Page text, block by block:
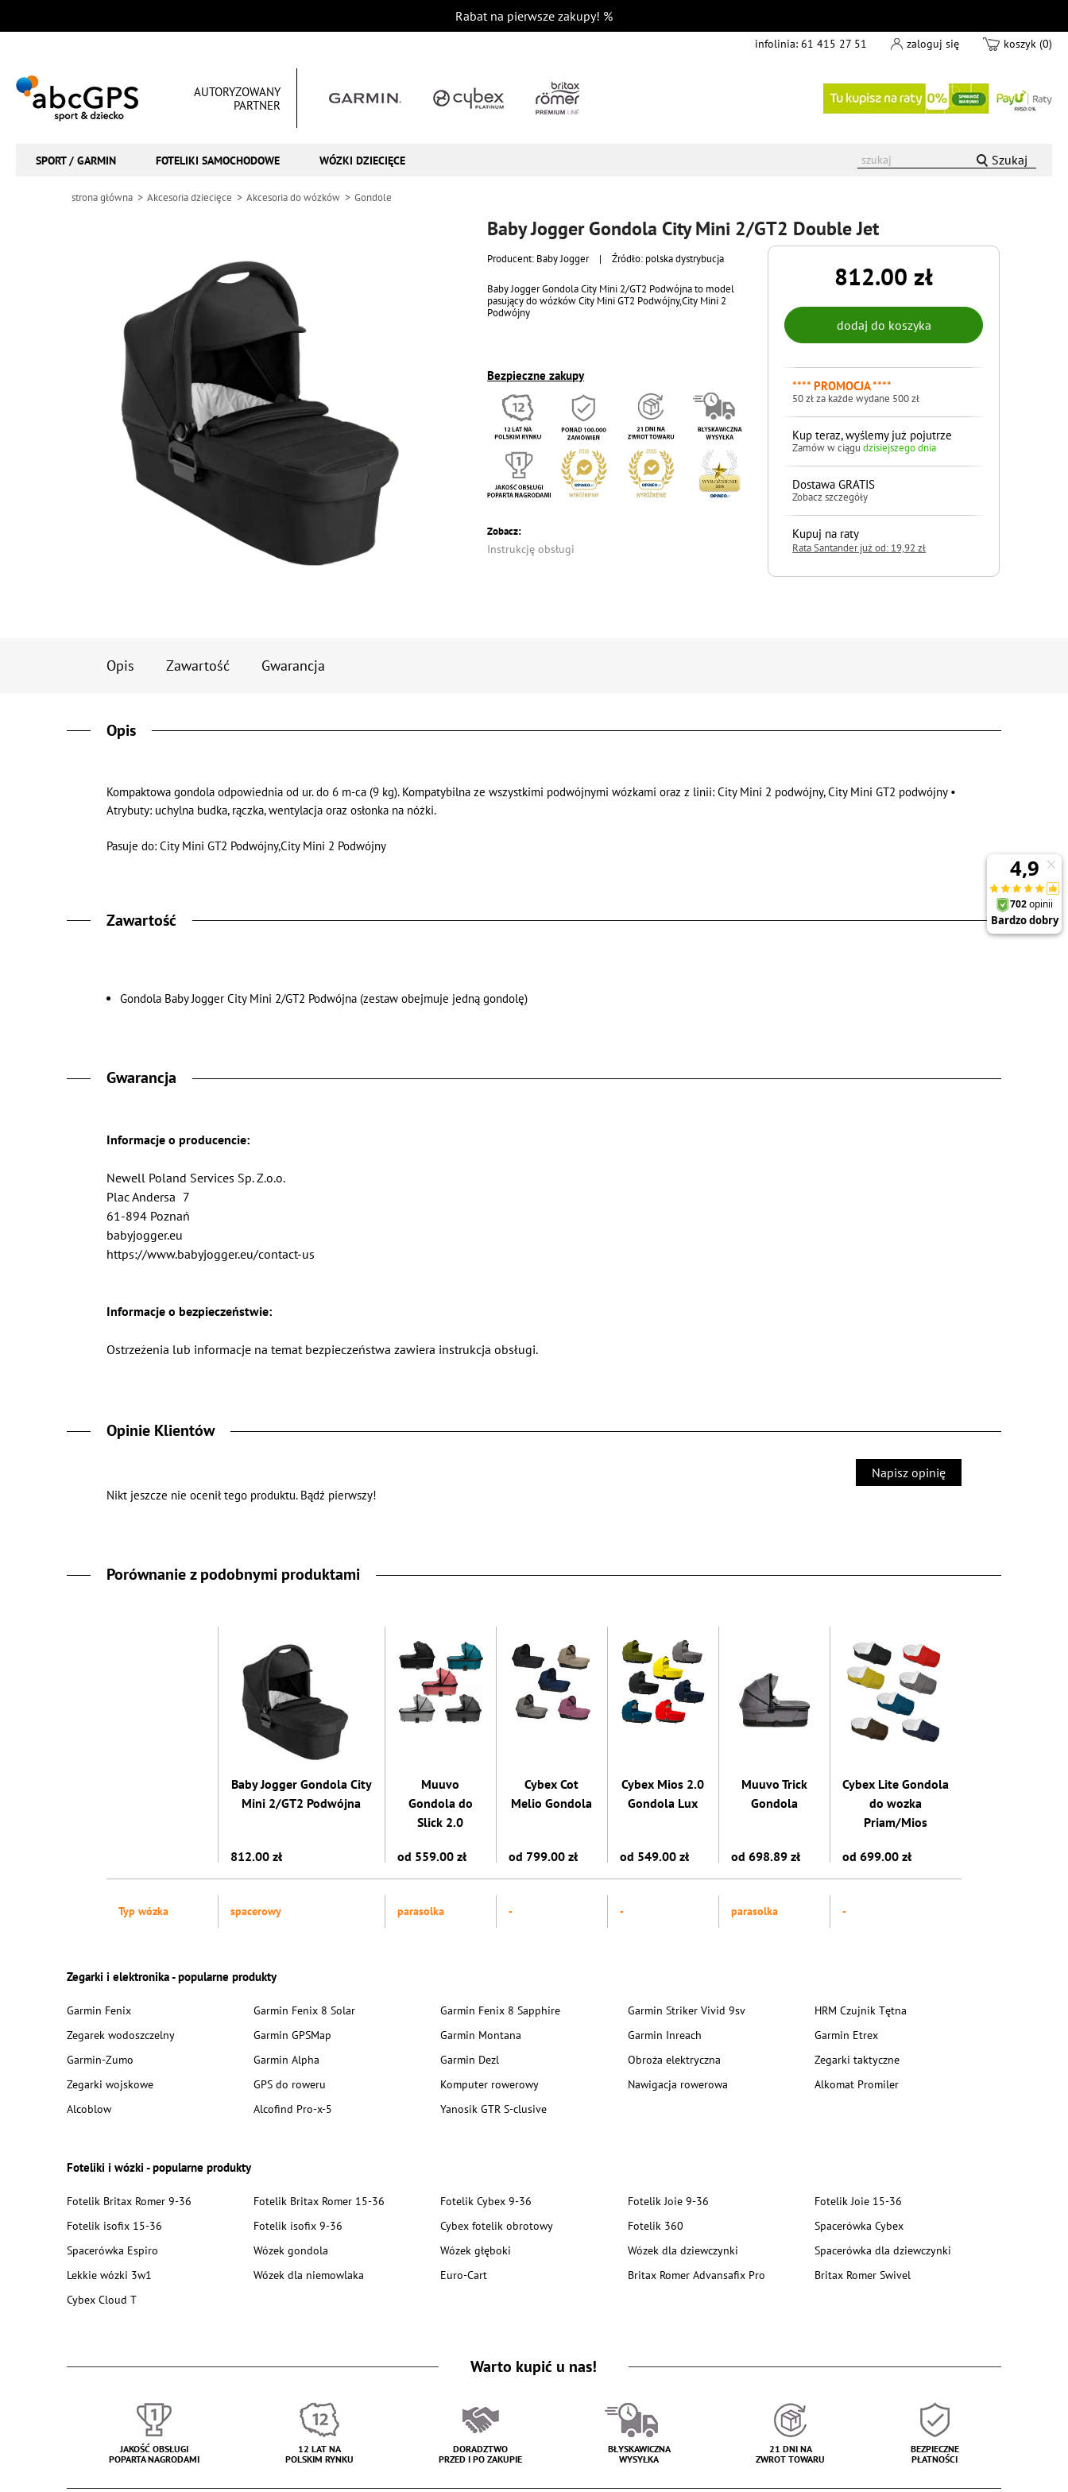
Rabat na pierwsze zakupy! %
infolinia: 61 415 27 51 zaloguj się koszyk (0)
AUTORYZOWANY
PARTNER
SPORT / GARMIN FOTELIKI SAMOCHODOWE WÓZKI DZIECIĘCE Szukaj
strona główna Akcesoria dziecięce Akcesoria do wózków Gondole
Baby Jogger Gondola City Mini 2/GT2 Double Jet
Producent: Baby Jogger | Źródło: polska dystrybucja
Baby Jogger Gondola City Mini 2/GT2 Podwójna to model
pasujący do wózków City Mini GT2 Podwójny,City Mini 2
Podwójny
Bezpieczne zakupy
Zobacz:
Instrukcję obsługi
812.00 zł
**** PROMOCJA ****
50 zł za każde wydane 500 zł
Kup teraz, wyślemy już pojutrze
Zamów w ciągudzisiejszego dnia
Dostawa GRATIS
Zobacz szczegóły
Kupuj na raty
Rata Santander już od: 19,92 zł
Opis Zawartość Gwarancja
Opis
Kompaktowa gondola odpowiednia od ur. do 6 m-ca (9 kg). Kompatybilna ze wszystkimi podwójnymi wózkami oraz z linii: City Mini 2 podwójny, City Mini GT2 podwójny •
Atrybuty: uchylna budka, rączka, wentylacja oraz osłonka na nóżki.
Pasuje do: City Mini GT2 Podwójny,City Mini 2 Podwójny
Zawartość
Gondola Baby Jogger City Mini 2/GT2 Podwójna (zestaw obejmuje jedną gondolę)
Gwarancja
Informacje o producencie:
Newell Poland Services Sp. Z.o.o.
Plac Andersa 7
61-894 Poznań
babyjogger.eu
https://www.babyjogger.eu/contact-us
Informacje o bezpieczeństwie:
Ostrzeżenia lub informacje na temat bezpieczeństwa zawiera instrukcja obsługi.
Opinie Klientów
Napisz opinię
Nikt jeszcze nie ocenił tego produktu. Bądź pierwszy!
Porównanie z podobnymi produktami
Baby Jogger Gondola City
Mini 2/GT2 Podwójna
Muuvo
Gondola do
Slick 2.0
Cybex Cot
Melio Gondola
Cybex Mios 2.0
Gondola Lux
Muuvo Trick
Gondola
Cybex Lite Gondola
do wozka
Priam/Mios
812.00 zł od 559.00 zł od 799.00 zł od 549.00 zł od 698.89 zł od 699.00 zł
Typ wózka spacerowy parasolka - - parasolka -
Zegarki i elektronika - popularne produkty
Garmin Fenix Garmin Fenix 8 Solar Garmin Fenix 8 Sapphire Garmin Striker Vivid 9sv
HRM Czujnik Tętna
Zegarek wodoszczelny
Garmin GPSMap Garmin Montana Garmin Inreach
Garmin Etrex
Garmin-Zumo
Garmin Alpha Garmin Dezl Obroża elektryczna
Zegarki taktyczne
Zegarki wojskowe
GPS do roweru Komputer rowerowy Nawigacja rowerowa
Alkomat Promiler
Alcoblow
Alcofind Pro-x-5 Yanosik GTR S-clusive
Foteliki i wózki - popularne produkty
Fotelik Britax Romer 9-36 Fotelik Britax Romer 15-36 Fotelik Cybex 9-36 Fotelik Joie 9-36
Fotelik Joie 15-36
Fotelik isofix 15-36
Fotelik isofix 9-36 Cybex fotelik obrotowy Fotelik 360
Spacerówka Cybex
Spacerówka Espiro
Wózek gondola Wózek głęboki Wózek dla dziewczynki
Spacerówka dla dziewczynki
Lekkie wózki 3w1
Wózek dla niemowlaka Euro-Cart Britax Romer Advansafix Pro
Britax Romer Swivel
Cybex Cloud T
Warto kupić u nas!
JAKOŚĆ OBSŁUGI
POPARTA NAGRODAMI
12 LAT NA
POLSKIM RYNKU
DORADZTWO
PRZED I PO ZAKUPIE
BŁYSKAWICZNA
WYSYŁKA
21 DNI NA
ZWROT TOWARU
BEZPIECZNE
PŁATNOŚCI